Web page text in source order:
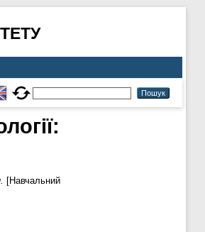
[Навчальний